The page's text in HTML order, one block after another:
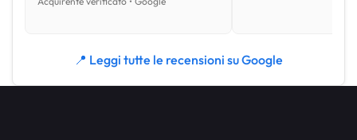
📍 Leggi tutte le recensioni su Google